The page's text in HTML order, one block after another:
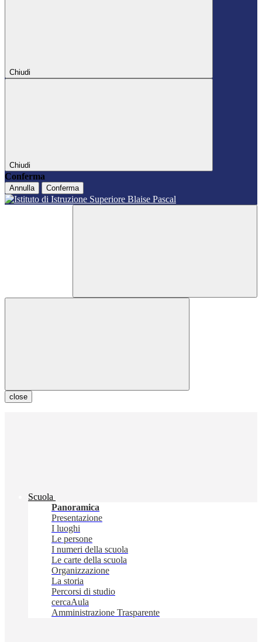
Chiudi
Chiudi
Conferma
Annulla Conferma
close
Scuola
Panoramica
Presentazione
I luoghi
Le persone
I numeri della scuola
Le carte della scuola
Organizzazione
La storia
Percorsi di studio
cercaAula
Amministrazione Trasparente